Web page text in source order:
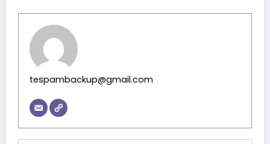
tespambackup@gmail.com